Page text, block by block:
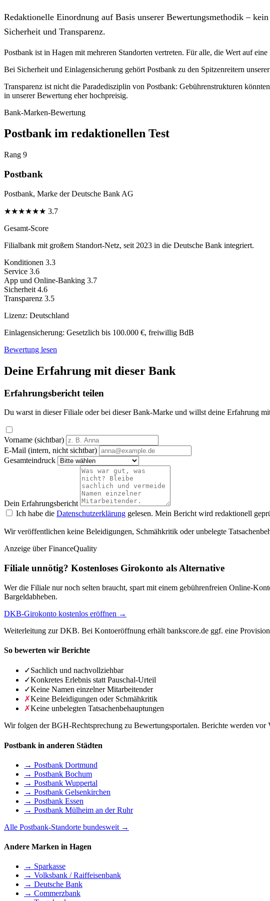
Redaktionelle Einordnung auf Basis unserer Bewertungsmethodik –
Sicherheit und Transparenz.
Postbank ist in Hagen mit mehreren Standorten vertreten. Für alle, die Wert auf
Bei Sicherheit und Einlagensicherung gehört Postbank zu den Spitzenreitern
Transparenz ist nicht die Paradedisziplin von Postbank: Gebührenstrukturen
in unserer Bewertung eher hochpreisig.
Bank-Marken-Bewertung
Postbank im redaktionellen Test
Rang 9
Postbank
Postbank, Marke der Deutsche Bank AG
★★★★★★ 3.7
Gesamt-Score
Filialbank mit großem Standort-Netz, seit 2023 in die Deutsche Bank integriert.
Konditionen 3.3
Service 3.6
App und Online-Banking 3.7
Sicherheit 4.6
Transparenz 3.5
Lizenz: Deutschland
Einlagensicherung: Gesetzlich bis 100.000 €, freiwillig BdB
Bewertung lesen
Deine Erfahrung mit dieser Bank
Erfahrungsbericht teilen
Du warst in dieser Filiale oder bei dieser Bank-Marke und willst deine Erfahrung
Vorname (sichtbar)
E-Mail (intern, nicht sichtbar)
Gesamteindruck
Dein Erfahrungsbericht
Ich habe die Datenschutzerklärung gelesen. Mein Bericht wird redaktionell
Wir veröffentlichen keine Beleidigungen, Schmähkritik oder unbelegte
Anzeige über FinanceQuality
Filiale unnötig? Kostenloses Girokonto als Alternative
Wer die Filiale nur noch selten braucht, spart mit einem gebührenfreien Online-
Bargeldabheben.
DKB-Girokonto kostenlos eröffnen →
Weiterleitung zur DKB. Bei Kontoeröffnung erhält bankscore.de ggf. eine
So bewerten wir Berichte
✓Sachlich und nachvollziehbar
✓Konkretes Erlebnis statt Pauschal-Urteil
✓Keine Namen einzelner Mitarbeitender
✗Keine Beleidigungen oder Schmähkritik
✗Keine unbelegten Tatsachenbehauptungen
Wir folgen der BGH-Rechtsprechung zu Bewertungsportalen. Berichte werden
Postbank in anderen Städten
→ Postbank Dortmund
→ Postbank Bochum
→ Postbank Wuppertal
→ Postbank Gelsenkirchen
→ Postbank Essen
→ Postbank Mülheim an der Ruhr
Alle Postbank-Standorte bundesweit →
Andere Marken in Hagen
→ Sparkasse
→ Volksbank / Raiffeisenbank
→ Deutsche Bank
→ Commerzbank